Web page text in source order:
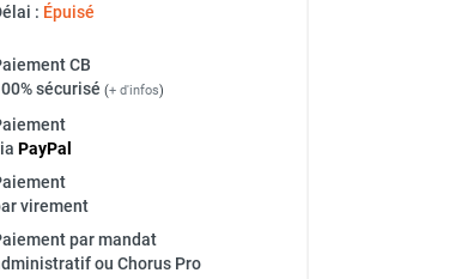
: Épuisé
CB
sécurisé (+ d'infos)
PayPal
virement
par mandat
ou Chorus Pro